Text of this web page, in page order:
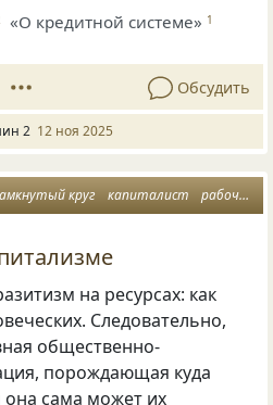
«О кредитной системе» 1
Обсудить
2 12 ноя 2025
круг капиталист рабочая сила
на ресурсах: как
Следовательно,
общественно-
порождающая куда
сама может их